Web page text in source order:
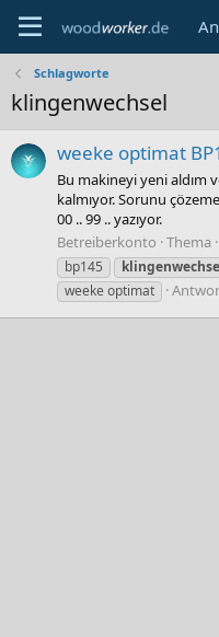
Schlagworte
klingenwechsel
weeke optimat
Bu makineyi yeni aldım
kalmıyor. Sorunu
00 .. 99 .. yazıyor.
Betreiberkonto Thema
bp145
weeke optimat